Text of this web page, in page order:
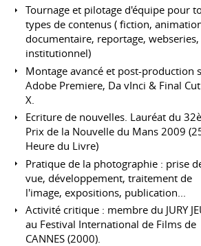
Tournage et pilotage d'équipe pour
types de contenus ( fiction,
documentaire, reportage, webseries,
institutionnel)
Montage avancé et post-production
Adobe Premiere, Da vInci & Final
X.
Ecriture de nouvelles. Lauréat du
Prix de la Nouvelle du Mans 2009
Heure du Livre)
Pratique de la photographie : prise
vue, développement, traitement de
l'image, expositions, publication...
Activité critique : membre du JURY
au Festival International de Films de
CANNES (2000).